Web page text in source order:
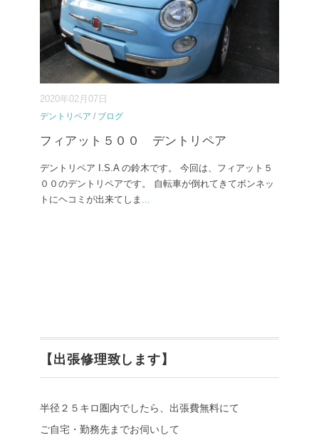
2020年02月07日
デントリペア / ブログ
フィアット５００ デントリペア
デントリペア I.S.A の鈴木です。 今回は、フィアット５
００のデントリペアです。 自転車が倒れてきてボンネッ
トにヘコミが出来てしま ...
【出張修理致します】
半径２５キロ圏内でしたら、出張費無料にて
ご自宅・勤務先までお伺いして